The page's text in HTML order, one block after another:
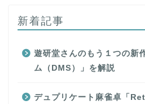
新着記事
遊研堂さんのもう１つの新
ム（DMS）」を解説
デュプリケート麻雀卓「